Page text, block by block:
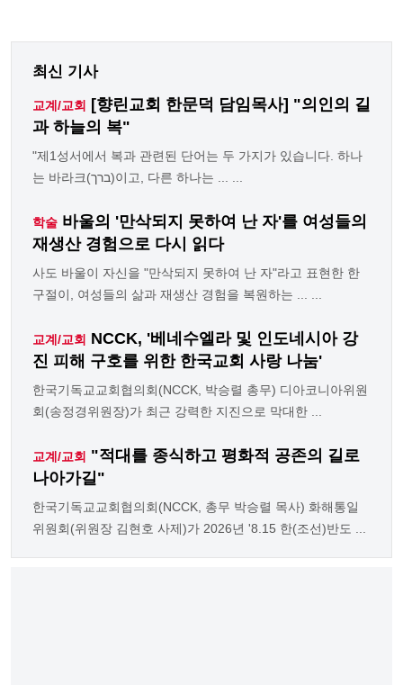
최신 기사
교계/교회 [향린교회 한문덕 담임목사] "의인의 길
과 하늘의 복"
"제1성서에서 복과 관련된 단어는 두 가지가 있습니다. 하나
는 바라크(ברך)이고, 다른 하나는 ... ...
학술 바울의 '만삭되지 못하여 난 자'를 여성들의
재생산 경험으로 다시 읽다
사도 바울이 자신을 "만삭되지 못하여 난 자"라고 표현한 한
구절이, 여성들의 삶과 재생산 경험을 복원하는 ... ...
교계/교회 NCCK, '베네수엘라 및 인도네시아 강
진 피해 구호를 위한 한국교회 사랑 나눔'
한국기독교교회협의회(NCCK, 박승렬 총무) 디아코니아위원
회(송정경위원장)가 최근 강력한 지진으로 막대한 ...
교계/교회 "적대를 종식하고 평화적 공존의 길로
나아가길"
한국기독교교회협의회(NCCK, 총무 박승렬 목사) 화해통일
위원회(위원장 김현호 사제)가 2026년 '8.15 한(조선)반도 ...